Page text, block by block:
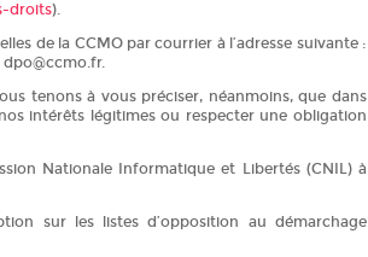
droits).
de la CCMO par courrier à l’adresse suivante :
dpo@ccmo.fr.
tenons à vous préciser, néanmoins, que dans
intérêts légitimes ou respecter une obligation
Nationale Informatique et Libertés (CNIL) à
sur les listes d’opposition au démarchage